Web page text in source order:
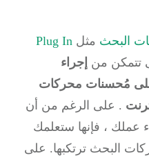
مثلPlug In
منإجراء
محركات
.على الرغم من أن
، فإنها ستعلمك
البحث ترتكبها.على